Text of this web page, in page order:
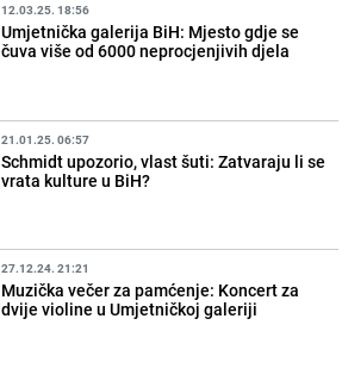
12.03.25. 18:56
Umjetnička galerija BiH: Mjesto gdje se
čuva više od 6000 neprocjenjivih djela
21.01.25. 06:57
Schmidt upozorio, vlast šuti: Zatvaraju li se
vrata kulture u BiH?
27.12.24. 21:21
Muzička večer za pamćenje: Koncert za
dvije violine u Umjetničkoj galeriji